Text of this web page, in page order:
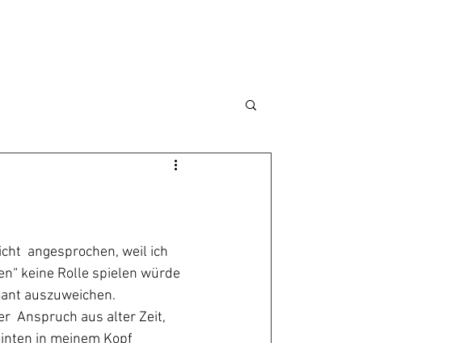
angesprochen, weil ich
keine Rolle spielen würde
auszuweichen.
Anspruch aus alter Zeit,
in meinem Kopf